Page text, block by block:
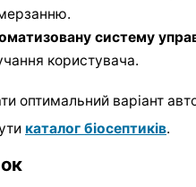
систему
користувача.
оптимальний варіант
каталог біосептиків.